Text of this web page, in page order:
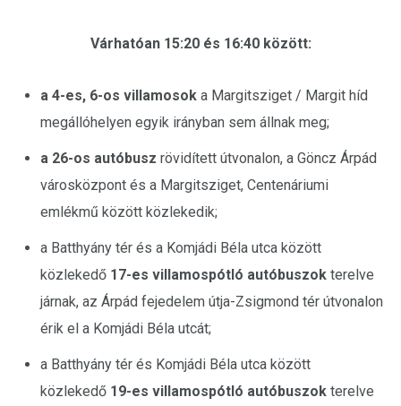
Várhatóan 15:20 és 16:40 között:
a 4-es, 6-os villamosok a Margitsziget / Margit híd
megállóhelyen egyik irányban sem állnak meg;
a 26-os autóbusz rövidített útvonalon, a Göncz Árpád
városközpont és a Margitsziget, Centenáriumi
emlékmű között közlekedik;
a Batthyány tér és a Komjádi Béla utca között
közlekedő 17-es villamospótló autóbuszok terelve
járnak, az Árpád fejedelem útja-Zsigmond tér útvonalon
érik el a Komjádi Béla utcát;
a Batthyány tér és Komjádi Béla utca között
közlekedő 19-es villamospótló autóbuszok terelve